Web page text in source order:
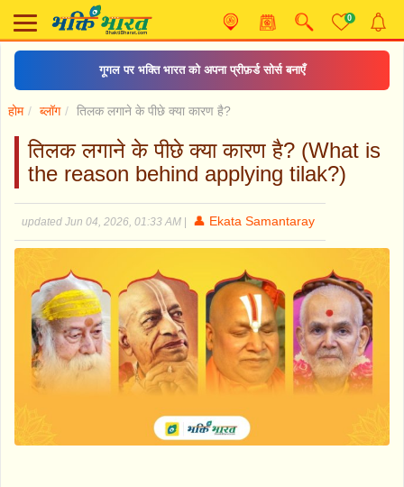
0
गूगल पर भक्ति भारत को अपना प्रीफ़र्ड सोर्स बनाएँ
होम ब्लॉग तिलक लगाने के पीछे क्या कारण है?
तिलक लगाने के पीछे क्या कारण है? (What is
the reason behind applying tilak?)
updated Jun 04, 2026, 01:33 AM 👤 Ekata Samantaray